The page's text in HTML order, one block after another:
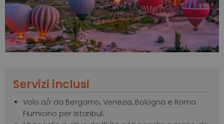
Servizi inclusi
Volo a/r da Bergamo, Venezia, Bologna e Roma
Fiumicino per Istanbul;